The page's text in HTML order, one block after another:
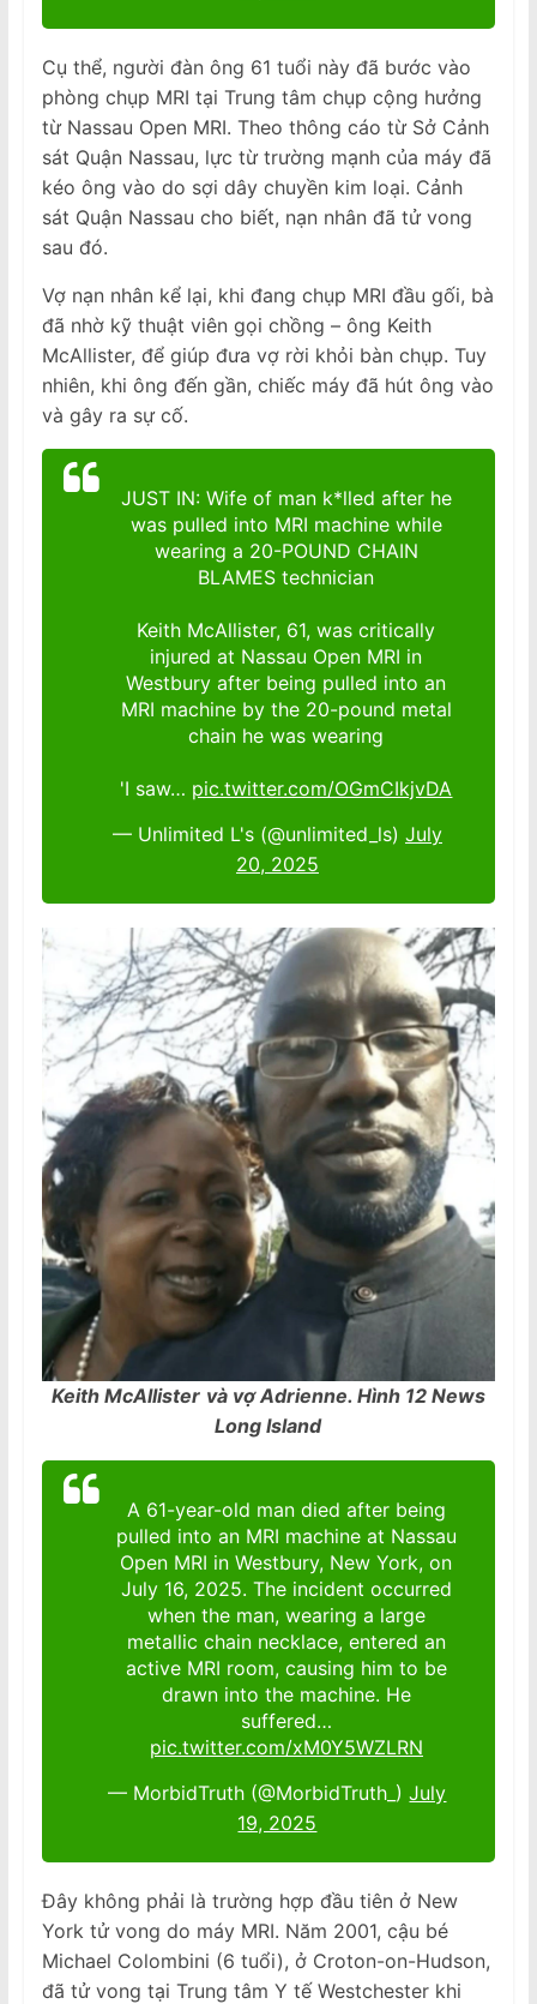
Cụ thể, người đàn ông 61 tuổi này đã bước vào
phòng chụp MRI tại Trung tâm chụp cộng hưởng
từ Nassau Open MRI. Theo thông cáo từ Sở Cảnh
sát Quận Nassau, lực từ trường mạnh của máy đã
kéo ông vào do sợi dây chuyền kim loại. Cảnh
sát Quận Nassau cho biết, nạn nhân đã tử vong
sau đó.
Vợ nạn nhân kể lại, khi đang chụp MRI đầu gối, bà
đã nhờ kỹ thuật viên gọi chồng – ông Keith
McAllister, để giúp đưa vợ rời khỏi bàn chụp. Tuy
nhiên, khi ông đến gần, chiếc máy đã hút ông vào
và gây ra sự cố.
JUST IN: Wife of man k*lled after he
was pulled into MRI machine while
wearing a 20-POUND CHAIN
BLAMES technician
Keith McAllister, 61, was critically
injured at Nassau Open MRI in
Westbury after being pulled into an
MRI machine by the 20-pound metal
chain he was wearing
'I saw… pic.twitter.com/OGmCIkjvDA
— Unlimited L's (@unlimited_ls) July
20, 2025
Keith McAllister và vợ Adrienne. Hình 12 News
Long Island
A 61-year-old man died after being
pulled into an MRI machine at Nassau
Open MRI in Westbury, New York, on
July 16, 2025. The incident occurred
when the man, wearing a large
metallic chain necklace, entered an
active MRI room, causing him to be
drawn into the machine. He
suffered…
pic.twitter.com/xM0Y5WZLRN
— MorbidTruth (@MorbidTruth_)July
19, 2025
Đây không phải là trường hợp đầu tiên ở New
York tử vong do máy MRI. Năm 2001, cậu bé
Michael Colombini (6 tuổi), ở Croton-on-Hudson,
đã tử vong tại Trung tâm Y tế Westchester khi